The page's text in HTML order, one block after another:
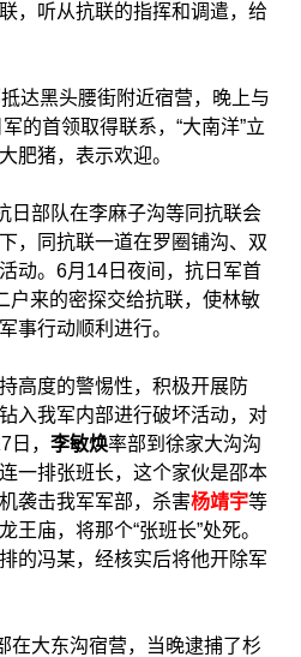
，听从抗联的指挥和调遣，给
达黑头腰街附近宿营，晚上与
军的首领取得联系，“大南洋”立
肥猪，表示欢迎。
部队在李麻子沟等同抗联会
，同抗联一道在罗圈铺沟、双
动。6月14日夜间，抗日军首
户来的密探交给抗联，使林敏
事行动顺利进行。
高度的警惕性，积极开展防
入我军内部进行破坏活动，对
， 李敏焕率部到徐家大沟沟
一排张班长，这个家伙是邵本
袭击我军军部，杀害杨靖宇等
王庙，将那个“张班长”处死。
的冯某，经核实后将他开除军
在大东沟宿营，当晚逮捕了杉